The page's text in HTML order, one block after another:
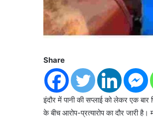
Share
इंदौर में पानी की सप्लाई को लेकर एक बार
के बीच आरोप-प्रत्यारोप का दौर जारी